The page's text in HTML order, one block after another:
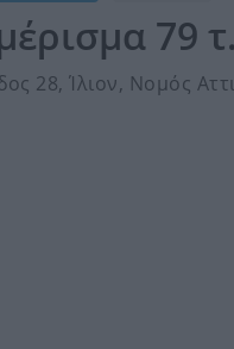
79
28, Ίλιον, Νομός